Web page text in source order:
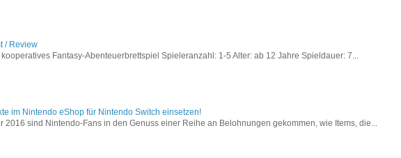
/ Review
Fantasy-Abenteuerbrettspiel Spieleranzahl: 1-5 Alter: ab 12 Jahre Spieldauer: 7...
im Nintendo eShop für Nintendo Switch einsetzen!
2016 sind Nintendo-Fans in den Genuss einer Reihe an Belohnungen gekommen, wie Items, die...